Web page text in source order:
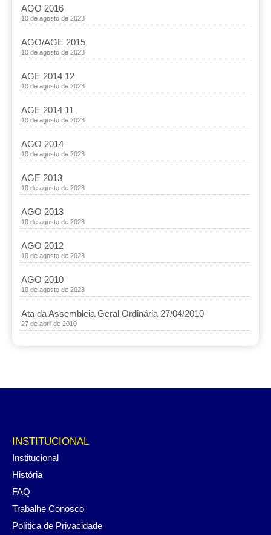
AGO 2016
10 de agosto de 2023
AGO/AGE 2015
10 de agosto de 2023
AGE 2014 12
10 de agosto de 2023
AGE 2014 11
10 de agosto de 2023
AGO 2014
10 de agosto de 2023
AGE 2013
10 de agosto de 2023
AGO 2013
10 de agosto de 2023
AGO 2012
10 de agosto de 2023
AGO 2010
10 de agosto de 2023
Ata da Assembleia Geral Ordinária 27/04/2010
27 de abril de 2010
INSTITUCIONAL
Institucional
História
FAQ
Trabalhe Conosco
Política de Privacidade